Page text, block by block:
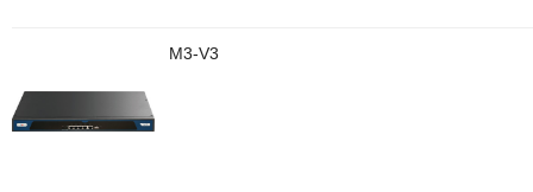
M3-V3